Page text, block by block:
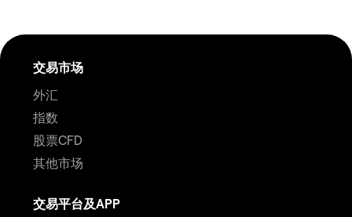
交易市场
外汇
指数
股票CFD
其他市场
交易平台及APP